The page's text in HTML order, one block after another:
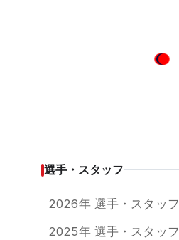
選手・スタッフ
2026年 選手・スタッフ
2025年 選手・スタッフ